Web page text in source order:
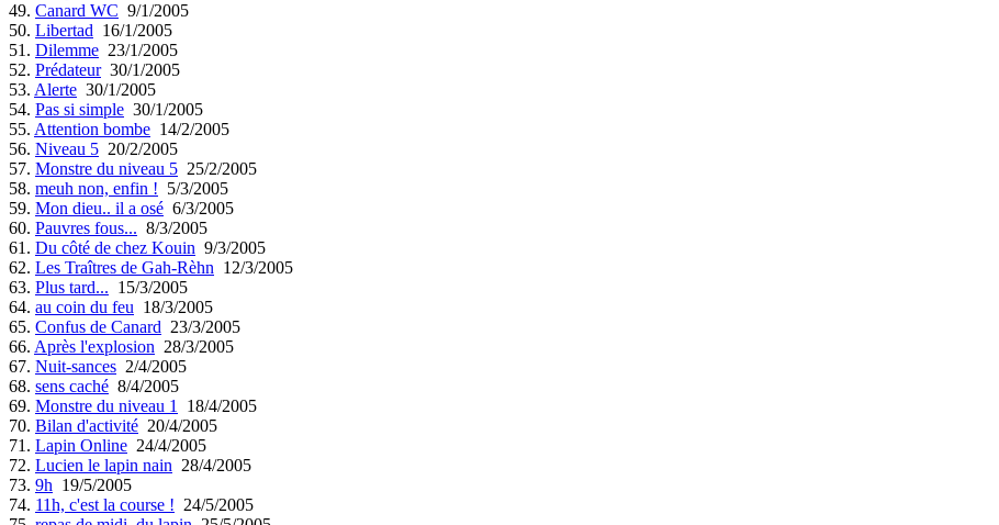
49. Canard WC 9/1/2005
50. Libertad 16/1/2005
51. Dilemme 23/1/2005
52. Prédateur30/1/2005
53. Alerte 30/1/2005
54. Pas si simple 30/1/2005
55. Attention bombe 14/2/2005
56. Niveau 5 20/2/2005
57. Monstre du niveau 5 25/2/2005
58. meuh non, enfin ! 5/3/2005
59. Mon dieu.. il a osé 6/3/2005
60. Pauvres fous... 8/3/2005
61. Du côté de chez Kouin 9/3/2005
62. Les Traîtres de Gah-Rèhn 12/3/2005
63. Plus tard... 15/3/2005
64. au coin du feu 18/3/2005
65. Confus de Canard 23/3/2005
66. Après l'explosion 28/3/2005
67. Nuit-sances 2/4/2005
68. sens caché 8/4/2005
69. Monstre du niveau 1
18/4/2005
70. Bilan d'activité 20/4/2005
71. Lapin Online 24/4/2005
72. Lucien le lapin nain 28/4/2005
73. 9h 19/5/2005
74. 11h, c'est la course ! 24/5/2005